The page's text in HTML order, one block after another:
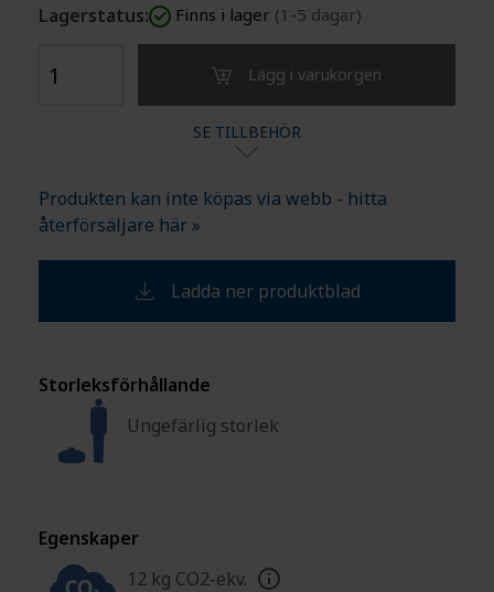
Storleksförhållande
Ungefärlig storlek
Egenskaper
12 kg CO2-ekv.
Lagerstatus: Finns i lager (1-5 dagar)
Lägg i varukorgen
SE TILLBEHÖR
Produkten kan inte köpas via webb - hitta
återförsäljare här »
Ladda ner produktblad